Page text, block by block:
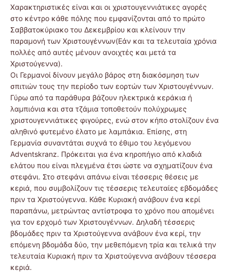
Χαρακτηριστικές είναι και οι χριστουγεννιάτικες αγορές
στο κέντρο κάθε πόλης που εμφανίζονται από το πρώτο
Σαββατοκύριακο του Δεκεμβρίου και κλείνουν την
παραμονή των Χριστουγέννων(Εάν και τα τελευταία χρόνια
πολλές από αυτές μένουν ανοιχτές και μετά τα
Χριστούγεννα).
Οι Γερμανοί δίνουν μεγάλο βάρος στη διακόσμηση των
σπιτιών τους την περίοδο των εορτών των Χριστουγέννων.
Γύρω από τα παράθυρα βάζουν ηλεκτρικά κεράκια ή
λαμπιόνια και στα τζάμια τοποθετούν πολύχρωμες
χριστουγεννιάτικες φιγούρες, ενώ στον κήπο στολίζουν ένα
αληθινό φυτεμένο έλατο με λαμπάκια. Επίσης, στη
Γερμανία συναντάται συχνά το έθιμο του λεγόμενου
Adventskranz. Πρόκειται για ένα κηροπήγιο από κλαδιά
ελάτου που είναι πλεγμένα έτσι ώστε να σχηματίζουν ένα
στεφάνι. Στο στεφάνι απάνω είναι τέσσερις θέσεις με
κεριά, που συμβολίζουν τις τέσσερις τελευταίες εβδομάδες
πριν τα Χριστούγεννα. Κάθε Κυριακή ανάβουν ένα κερί
παραπάνω, μετρώντας αντίστροφα το χρόνο που απομένει
για τον ερχομό των Χριστουγέννων. Δηλαδή τέσσερις
βδομάδες πριν τα Χριστούγεννα ανάβουν ένα κερί, την
επόμενη βδομάδα δύο, την μεθεπόμενη τρία και τελικά την
τελευταία Κυριακή πριν τα Χριστούγεννα ανάβουν τέσσερα
κεριά.